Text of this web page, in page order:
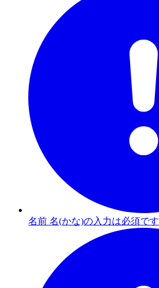
名前 名(かな)の入力は必須です